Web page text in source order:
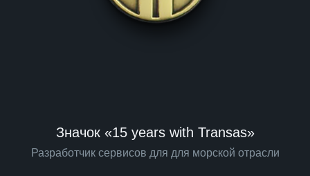
Значок «15 years with Transas»
Разработчик сервисов для для морской отрасли